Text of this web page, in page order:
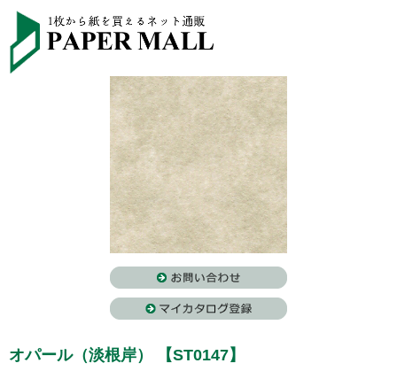
オパール（淡根岸） 【ST0147】